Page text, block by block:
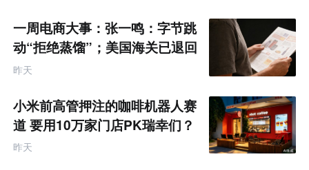
一周电商大事：张一鸣：字节跳
动“拒绝蒸馏”；美国海关已退回
约1000亿美元关税
昨天
小米前高管押注的咖啡机器人赛
道 要用10万家门店PK瑞幸们？
昨天